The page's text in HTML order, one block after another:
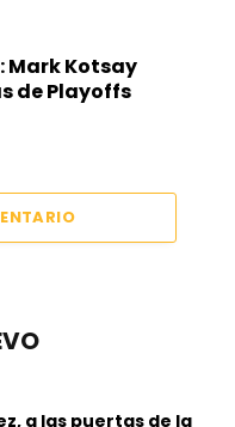
Mark Kotsay
de Playoffs
a las puertas de la